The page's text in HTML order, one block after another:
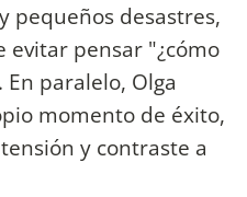
pequeños desastres,
evitar pensar "¿cómo
En paralelo, Olga
momento de éxito,
y contraste a